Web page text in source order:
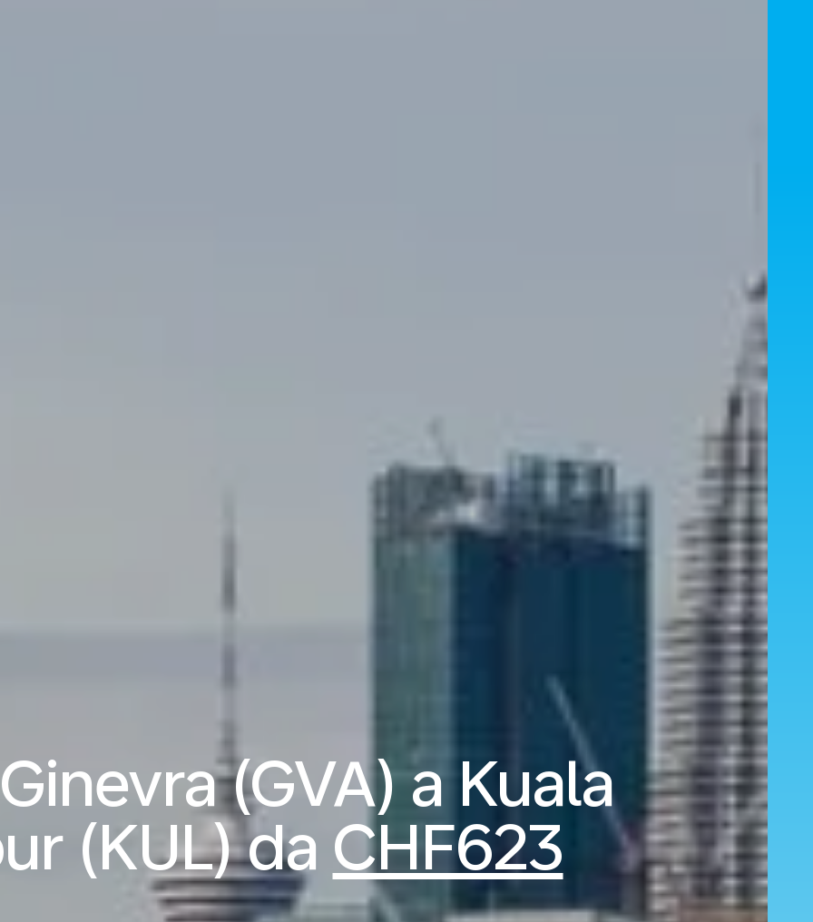
(GVA) a Kuala
(KUL) da CHF623